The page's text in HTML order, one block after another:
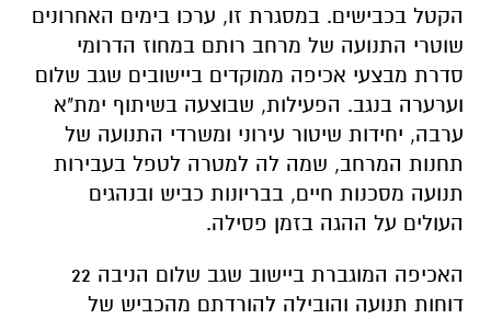
הקטל בכבישים. במסגרת זו, ערכו בימים האחרונים
שוטרי התנועה של מרחב רותם במחוז הדרומי
סדרת מבצעי אכיפה ממוקדים ביישובים שגב שלום
וערערה בנגב. הפעילות, שבוצעה בשיתוף ימת"א
ערבה, יחידות שיטור עירוני ומשרדי התנועה של
תחנות המרחב, שמה לה למטרה לטפל בעבירות
תנועה מסכנות חיים, בבריונות כביש ובנהגים
העולים על ההגה בזמן פסילה.
האכיפה המוגברת ביישוב שגב שלום הניבה 22
דוחות תנועה והובילה להורדתם מהכביש של